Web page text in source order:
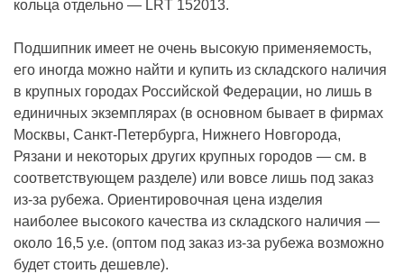
кольца отдельно — LRT 152013.
Подшипник имеет не очень высокую применяемость,
его иногда можно найти и купить из складского наличия
в крупных городах Российской Федерации, но лишь в
единичных экземплярах (в основном бывает в фирмах
Москвы, Санкт-Петербурга, Нижнего Новгорода,
Рязани и некоторых других крупных городов — см. в
соответствующем разделе) или вовсе лишь под заказ
из-за рубежа. Ориентировочная цена изделия
наиболее высокого качества из складского наличия —
около 16,5 у.е. (оптом под заказ из-за рубежа возможно
будет стоить дешевле).